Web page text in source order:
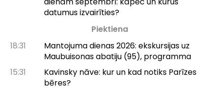
datumus izvairīties?
Piektiena
18:31
Mantojuma dienas 2026: ekskursijas uz
Maubuisonas abatiju (95), programma
15:31
Kavinsky nāve: kur un kad notiks Parīzes
bēres?